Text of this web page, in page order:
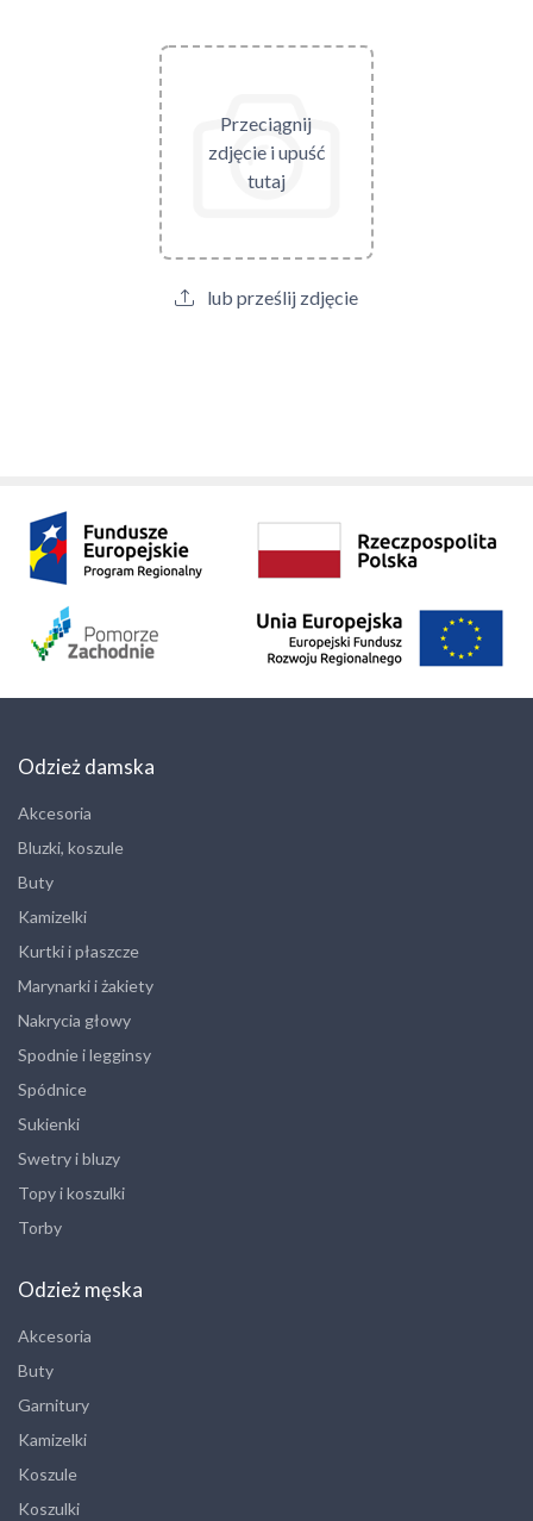
Przeciągnij
zdjęcie i upuść
tutaj
lub prześlij zdjęcie
Odzież damska
Akcesoria
Bluzki, koszule
Buty
Kamizelki
Kurtki i płaszcze
Marynarki i żakiety
Nakrycia głowy
Spodnie i legginsy
Spódnice
Sukienki
Swetry i bluzy
Topy i koszulki
Torby
Odzież męska
Akcesoria
Buty
Garnitury
Kamizelki
Koszule
Koszulki